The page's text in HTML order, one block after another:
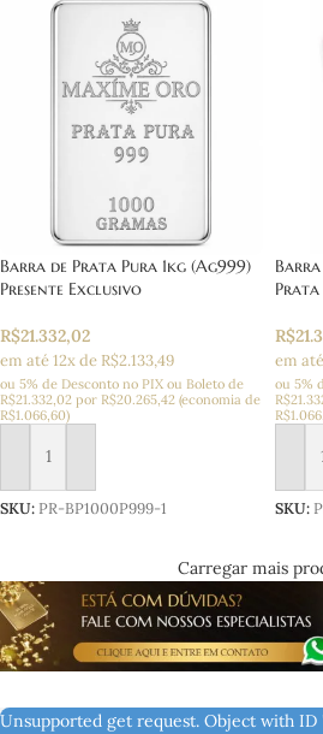
Barra de Prata Pura 1kg (Ag999)
Presente Exclusivo
R$21.332,02
em até 12x de R$2.133,49
ou 5% de Desconto no PIX ou Boleto de
R$21.332,02 por R$20.265,42 (economia de
R$1.066,60)
Adicionar ao carrinho
SKU: PR-BP1000P999-1
Prata
R$
em
ou 5%
R$
R$
SKU:
Carregar mais
Unsupported get request. Object with ID